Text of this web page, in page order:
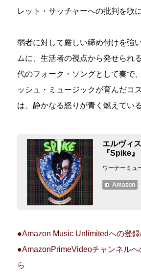
レット・サッチャーへの批判を歌
弱者に対して厳しい締め付けを強
ムに、生活者の視点から発せられ
代のフォーク・ソングとして奏で
ッシュ・ミュージックが育んだコ
は、静かなる怒りが青く燃えている
エルヴィ
『Spike』
ワーナーミュ
Amazon
●Amazon Music Unlimitedへの登
●AmazonPrimeVideoチャンネル
ら